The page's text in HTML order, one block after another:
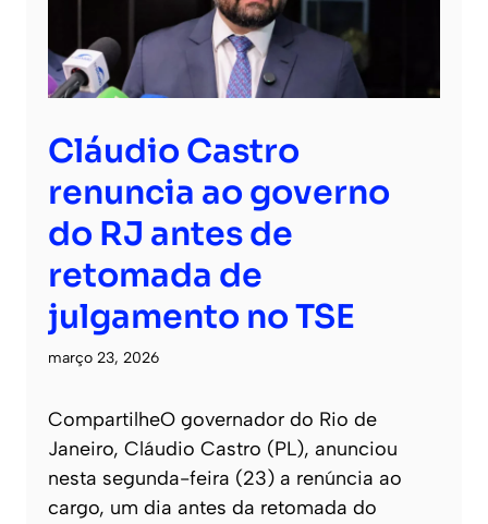
Cláudio Castro
renuncia ao governo
do RJ antes de
retomada de
julgamento no TSE
março 23, 2026
CompartilheO governador do Rio de
Janeiro, Cláudio Castro (PL), anunciou
nesta segunda-feira (23) a renúncia ao
cargo, um dia antes da retomada do